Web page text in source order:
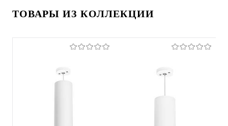
ТОВАРЫ ИЗ КОЛЛЕКЦИИ